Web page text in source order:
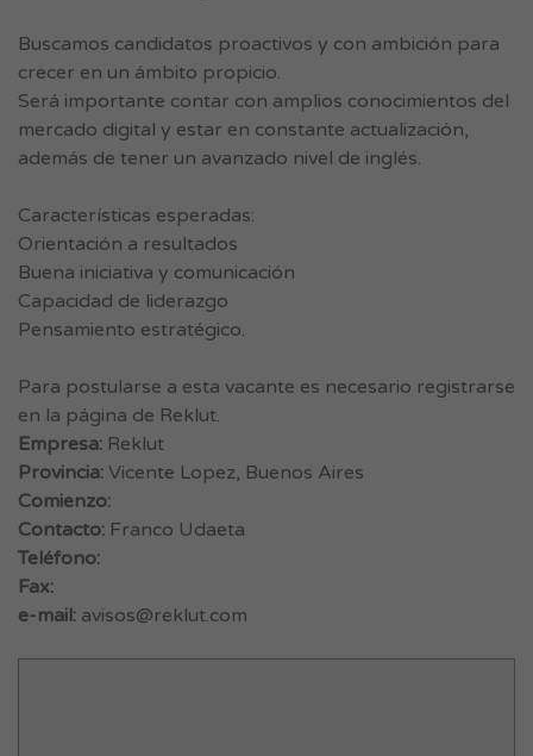
Buscamos candidatos proactivos y con ambición para
crecer en un ámbito propicio.
Será importante contar con amplios conocimientos del
mercado digital y estar en constante actualización,
además de tener un avanzado nivel de inglés.
Características esperadas:
Orientación a resultados
Buena iniciativa y comunicación
Capacidad de liderazgo
Pensamiento estratégico.
Para postularse a esta vacante es necesario registrarse
en la página de Reklut.
Empresa: Reklut
Provincia: Vicente Lopez, Buenos Aires
Comienzo:
Contacto: Franco Udaeta
Teléfono:
Fax:
e-mail: avisos@reklut.com